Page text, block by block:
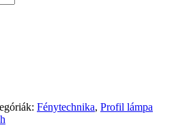
Fénytechnika, Profil lámpa